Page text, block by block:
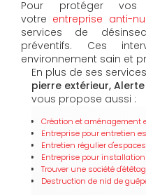
Pour protéger vos
votre entreprise anti-
services de
préventifs. Ces
environnement sain et
En plus de ses
pierre extérieur,
vous propose aussi :
Création et aménagement
Entreprise pour entretien
Entretien régulier
Entreprise pour
Trouver une société
Destruction de nid de